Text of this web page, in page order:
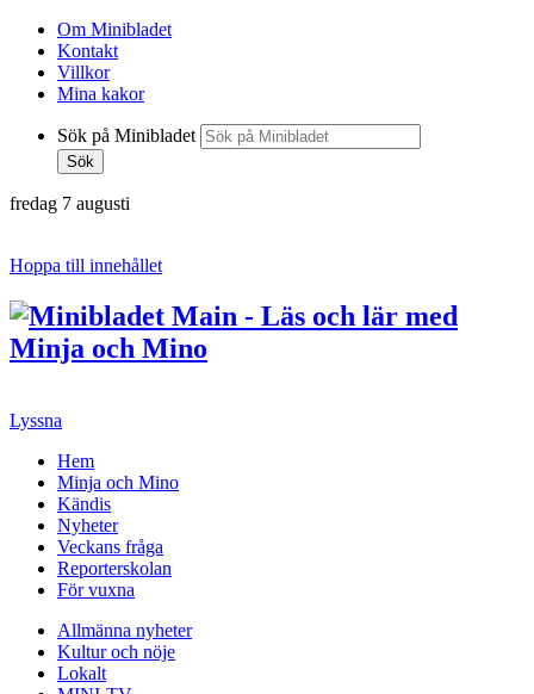
Om Minibladet
Kontakt
Villkor
Mina kakor
Sök på Minibladet
Sök
fredag 7 augusti
Hoppa till innehållet
Lyssna
Hem
Minja och Mino
Kändis
Nyheter
Veckans fråga
Reporterskolan
För vuxna
Allmänna nyheter
Kultur och nöje
Lokalt